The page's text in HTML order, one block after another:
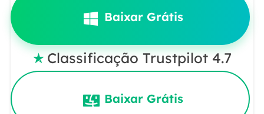
Baixar Grátis
 Classificação Trustpilot 4.7
Baixar Grátis